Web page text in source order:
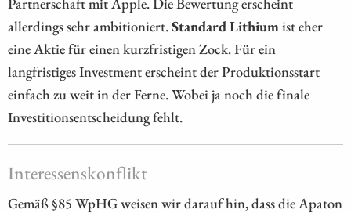
allerdings sehr ambitioniert.Standard Lithium ist eher
eine Aktie für einen kurzfristigen Zock. Für ein
langfristiges Investment erscheint der Produktionsstart
einfach zu weit in der Ferne. Wobei ja noch die finale
Investitionsentscheidung fehlt.
Interessenskonflikt
Gemäß §85 WpHG weisen wir darauf hin, dass die Apaton